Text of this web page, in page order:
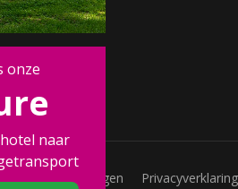
Veelgestelde vragen
Privacyverklaring
onze
naar